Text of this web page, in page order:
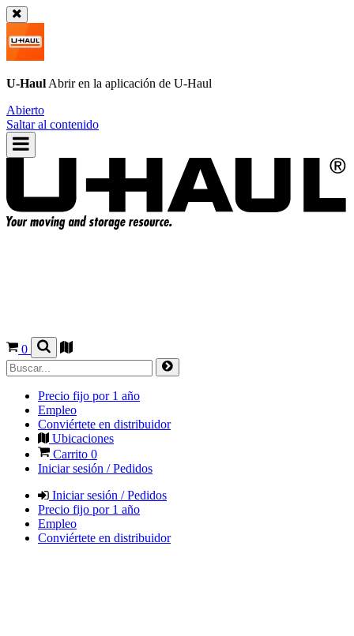
U-Haul Abrir en la aplicación de U-Haul
Abierto
Saltar al contenido
0
Precio fijo por 1 año
Empleo
Conviértete en distribuidor
Ubicaciones
Carrito 0
Iniciar sesión / Pedidos
Iniciar sesión / Pedidos
Precio fijo por 1 año
Empleo
Conviértete en distribuidor